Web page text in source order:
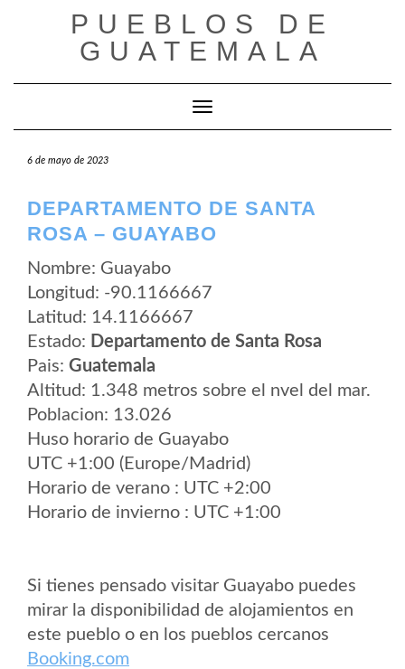
PUEBLOS DE
GUATEMALA
Cambiar modo de navegación
6 de mayo de 2023
DEPARTAMENTO DE SANTA
ROSA – GUAYABO
Nombre: Guayabo
Longitud: -90.1166667
Latitud: 14.1166667
Estado: Departamento de Santa Rosa
Pais: Guatemala
Altitud: 1.348 metros sobre el nvel del mar.
Poblacion: 13.026
Huso horario de Guayabo
UTC +1:00 (Europe/Madrid)
Horario de verano : UTC +2:00
Horario de invierno : UTC +1:00
Si tienes pensado visitar Guayabo puedes
mirar la disponibilidad de alojamientos en
este pueblo o en los pueblos cercanos
Booking.com